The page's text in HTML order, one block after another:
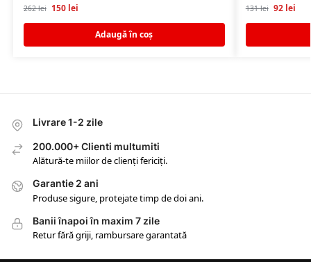
262lei 150 lei
Adaugă în coș
131lei 92 lei
Livrare 1-2 zile
200.000+ Clienti multumiti
Alătură-te miilor de clienți fericiți.
Garantie 2 ani
Produse sigure, protejate timp de doi ani.
Banii înapoi în maxim 7 zile
Retur fără griji, rambursare garantată